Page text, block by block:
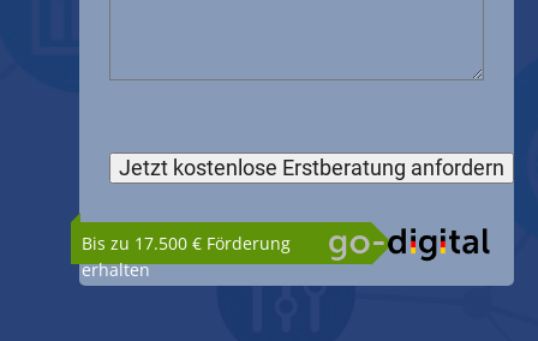
Bis zu 17.500 € Förderung
erhalten